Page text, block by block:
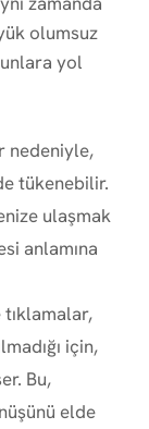
olumsuz
yol
nedeniyle,
tükenebilir.
ulaşmak
anlamına
tıklamalar,
için,
Bu,
elde